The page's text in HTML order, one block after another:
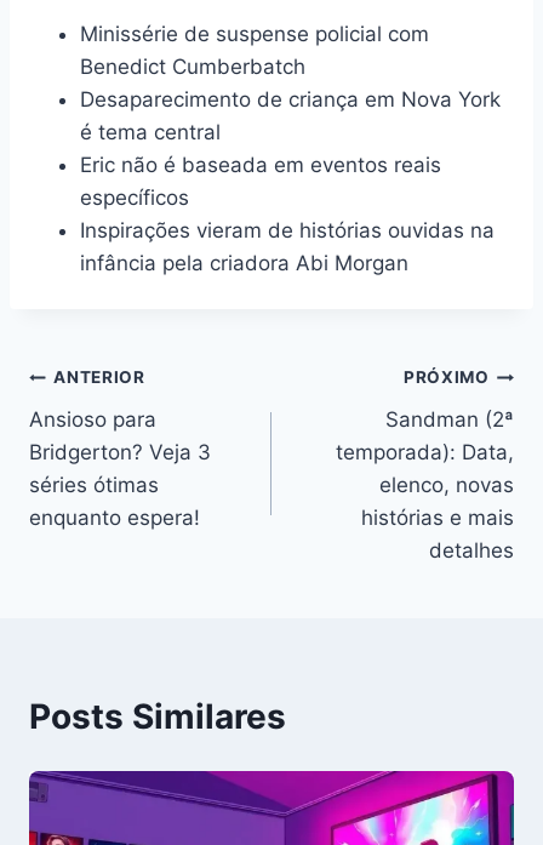
Minissérie de suspense policial com
Benedict Cumberbatch
Desaparecimento de criança em Nova York
é tema central
Eric não é baseada em eventos reais
específicos
Inspirações vieram de histórias ouvidas na
infância pela criadora Abi Morgan
Navegação
de
Post
ANTERIOR
Ansioso para
Bridgerton? Veja 3
séries ótimas
enquanto espera!
PRÓXIMO
Sandman (2ª
temporada): Data,
elenco, novas
histórias e mais
detalhes
Posts Similares